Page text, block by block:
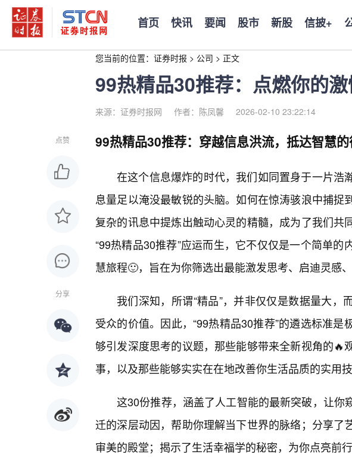
首页 快讯 要闻 股市 新股 信披+
您当前的位置： 证券时报 > 公司 > 正文
99热精品30推荐：点燃你的
来源：证券时报网 作者：陈凤馨 2026-02-10 23:22:14
点赞
分享
99热精品30推荐：穿越信息洪流，抵达智慧
在这个信息爆炸的时代，我们如同置身于一片浩
息量足以淹没最敏锐的头脑。如何在惊涛骇浪中捕捉
复杂的讯息中提炼出触动心灵的精髓，成为了我们共
“99热精品30推荐”应运而生，它不仅仅是一个简单的
慧旅程🙂，旨在为你筛选出最能激发思考、启迪灵感
我们深知，所谓“精品”，并非仅仅是数据量大，
受众的价值。因此，“99热精品30推荐”的遴选标准
够引发深度思考的议题，那些能够带来全新视角的🔥
事，以及那些能够实实在在地改善你生活品质的实用技
这30份推荐，涵盖了人工智能的最新突破，让你
迁的深层动因，帮助你理解当下世界的脉络；分享了
审美的殿堂；揭示了生活幸福学的秘密，为你点亮前行